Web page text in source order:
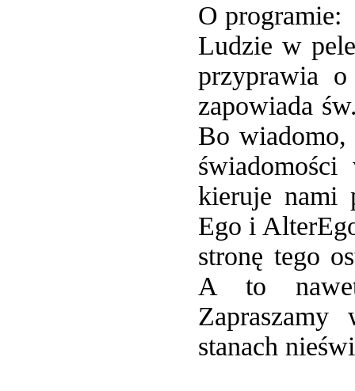
O programie:
Ludzie w
przyprawia
zapowiada
Bo wiadomo,
kieruje nami
Ego i
stronę tego
A to nawet
Zapraszamy
stanach